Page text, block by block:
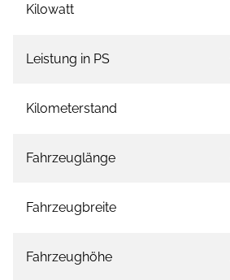
Kilowatt
Leistung in PS
Kilometerstand
Fahrzeuglänge
Fahrzeugbreite
Fahrzeughöhe